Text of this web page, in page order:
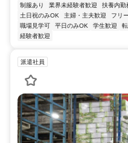
制服あり 業界未経験者歓迎 扶養内勤
土日祝のみOK
主婦・主夫歓迎 フリ
職場見学可
平日のみOK 学生歓迎
経験者歓迎
派遣社員